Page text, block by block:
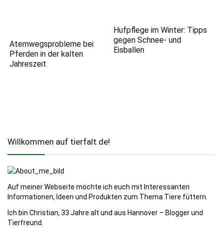
Atemwegsprobleme bei
Pferden in der kalten
Jahreszeit
Hufpflege im Winter: Tipps
gegen Schnee- und
Eisballen
Willkommen auf tierfalt.de!
Auf meiner Webseite möchte ich euch mit Interessanten
Informationen, Ideen und Produkten zum Thema Tiere füttern.
Ich bin Christian, 33 Jahre alt und aus Hannover – Blogger und
Tierfreund.